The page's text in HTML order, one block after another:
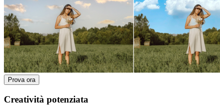
Prova ora
Creatività potenziata